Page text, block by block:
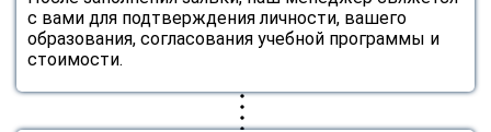
с вами для подтверждения личности, вашего
образования, согласования учебной программы и
стоимости.